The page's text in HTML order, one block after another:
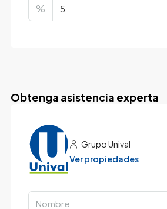
%
Obtenga asistencia experta
Grupo Unival
Ver propiedades